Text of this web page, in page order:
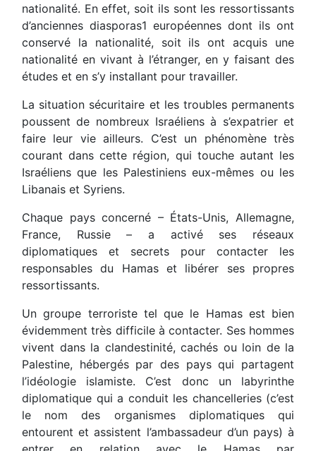
nationalité. En effet, soit ils sont les ressortissants
d’anciennes diasporas1 européennes dont ils ont
conservé la nationalité, soit ils ont acquis une
nationalité en vivant à l’étranger, en y faisant des
études et en s’y installant pour travailler.
La situation sécuritaire et les troubles permanents
poussent de nombreux Israéliens à s’expatrier et
faire leur vie ailleurs. C’est un phénomène très
courant dans cette région, qui touche autant les
Israéliens que les Palestiniens eux-mêmes ou les
Libanais et Syriens.
Chaque pays concerné – États-Unis, Allemagne,
France, Russie – a activé ses réseaux
diplomatiques et secrets pour contacter les
responsables du Hamas et libérer ses propres
ressortissants.
Un groupe terroriste tel que le Hamas est bien
évidemment très difficile à contacter. Ses hommes
vivent dans la clandestinité, cachés ou loin de la
Palestine, hébergés par des pays qui partagent
l’idéologie islamiste. C’est donc un labyrinthe
diplomatique qui a conduit les chancelleries (c’est
le nom des organismes diplomatiques qui
entourent et assistent l’ambassadeur d’un pays) à